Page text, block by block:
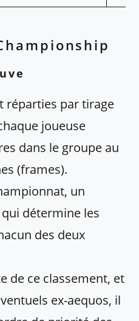
réparties par tirage
joueuse
dans le groupe au
(frames).
un
détermine les
des deux
de ce classement, et
ex-aequos, il